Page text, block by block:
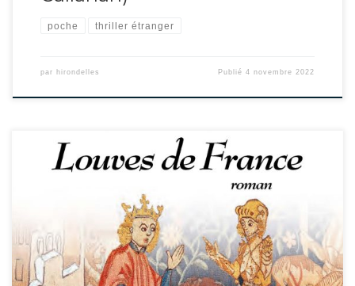
poche thriller étranger
par hirondelles Publié4 novembre 2022
Catherine Hermary-Vieille nous emmène à la cour d’Isabeau de Bavière,
dans cette France médiévale où s’affrontent les duchés et les nations. En
narratrice pointilleuse et bien documentée, elle explore les intrigues entre les
différentes familles. Complots, massacres, trafic d’influence au menu! Son
écriture est très factuelle et dessine le portrait des […]